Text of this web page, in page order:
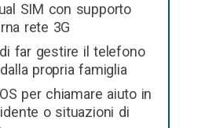
SIM con supporto
rete 3G
far gestire il telefono
propria famiglia
per chiamare aiuto in
o situazioni di